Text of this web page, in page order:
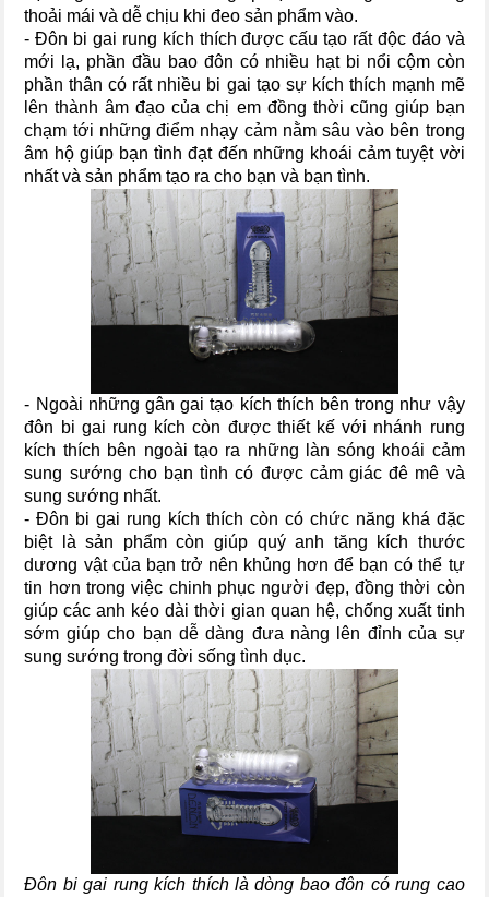
thoải mái và dễ chịu khi đeo sản phẩm vào.
- Đôn bi gai rung kích thích được cấu tạo rất độc đáo và
mới lạ, phần đầu bao đôn có nhiều hạt bi nổi cộm còn
phần thân có rất nhiều bi gai tạo sự kích thích mạnh mẽ
lên thành âm đạo của chị em đồng thời cũng giúp bạn
chạm tới những điểm nhạy cảm nằm sâu vào bên trong
âm hộ giúp bạn tình đạt đến những khoái cảm tuyệt vời
nhất và sản phẩm tạo ra cho bạn và bạn tình.
- Ngoài những gân gai tạo kích thích bên trong như vậy
đôn bi gai rung kích còn được thiết kế với nhánh rung
kích thích bên ngoài tạo ra những làn sóng khoái cảm
sung sướng cho bạn tình có được cảm giác đê mê và
sung sướng nhất.
- Đôn bi gai rung kích thích còn có chức năng khá đặc
biệt là sản phẩm còn giúp quý anh tăng kích thước
dương vật của bạn trở nên khủng hơn để bạn có thể tự
tin hơn trong việc chinh phục người đẹp, đồng thời còn
giúp các anh kéo dài thời gian quan hệ, chống xuất tinh
sớm giúp cho bạn dễ dàng đưa nàng lên đỉnh của sự
sung sướng trong đời sống tình dục.
Đôn bi gai rung kích thích là dòng bao đôn có rung cao